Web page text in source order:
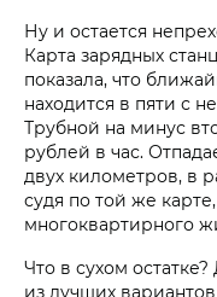
Ну и остается
Карта зарядных
показала, что
находится в пяти с
Трубной на минус
рублей в час.
двух километров, в
судя по той же
многоквартирного
Что в сухом остатке?
из лучших